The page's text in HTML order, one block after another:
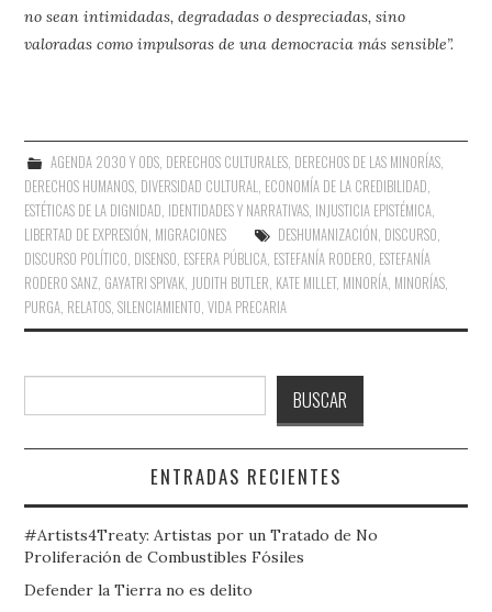
no sean intimidadas, degradadas o despreciadas, sino
valoradas como impulsoras de una democracia más sensible”.
AGENDA 2030 Y ODS, DERECHOS CULTURALES, DERECHOS DE LAS MINORÍAS,
DERECHOS HUMANOS, DIVERSIDAD CULTURAL, ECONOMÍA DE LA CREDIBILIDAD,
ESTÉTICAS DE LA DIGNIDAD, IDENTIDADES Y NARRATIVAS, INJUSTICIA EPISTÉMICA,
LIBERTAD DE EXPRESIÓN, MIGRACIONES DESHUMANIZACIÓN, DISCURSO,
DISCURSO POLÍTICO, DISENSO, ESFERA PÚBLICA, ESTEFANÍA RODERO, ESTEFANÍA
RODERO SANZ, GAYATRI SPIVAK, JUDITH BUTLER, KATE MILLET, MINORÍA, MINORÍAS,
PURGA, RELATOS,SILENCIAMIENTO,VIDA PRECARIA
BUSCAR
ENTRADAS RECIENTES
#Artists4Treaty: Artistas por un Tratado de No
Proliferación de Combustibles Fósiles
Defender la Tierra no es delito